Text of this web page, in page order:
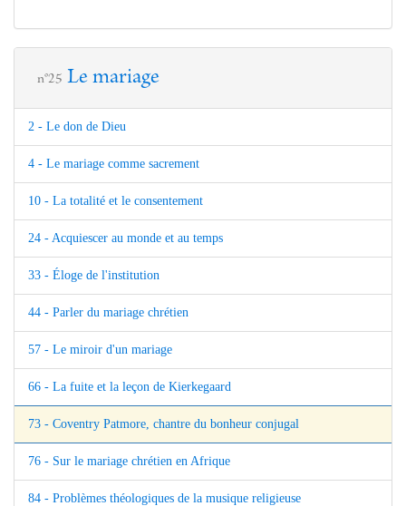
n°25 Le mariage
2 - Le don de Dieu
4 - Le mariage comme sacrement
10 - La totalité et le consentement
24 - Acquiescer au monde et au temps
33 - Éloge de l'institution
44 - Parler du mariage chrétien
57 - Le miroir d'un mariage
66 - La fuite et la leçon de Kierkegaard
73 - Coventry Patmore, chantre du bonheur conjugal
76 - Sur le mariage chrétien en Afrique
84 - Problèmes théologiques de la musique religieuse